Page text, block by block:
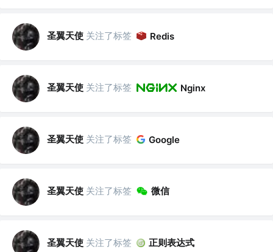
圣翼天使 关注了标签 Redis
圣翼天使 关注了标签 Nginx
圣翼天使 关注了标签 Google
圣翼天使 关注了标签 微信
圣翼天使 关注了标签 正则表达式